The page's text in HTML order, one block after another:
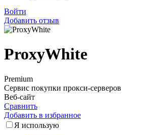
Войти
Добавить отзыв
ProxyWhite
Premium
Сервис покупки прокси-серверов
Веб-сайт
Сравнить
Добавить в избранное
Я использую